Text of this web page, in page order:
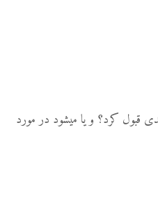
قبول کرد؟ و یا میشود در مورد